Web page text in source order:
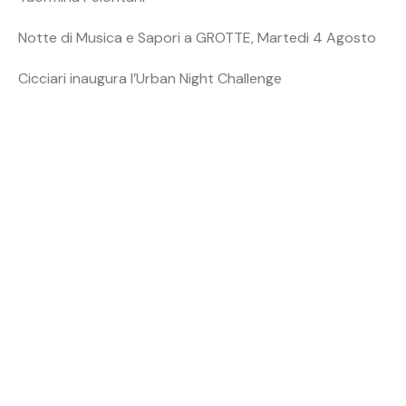
Notte di Musica e Sapori a GROTTE, Martedi 4 Agosto
Cicciari inaugura l’Urban Night Challenge